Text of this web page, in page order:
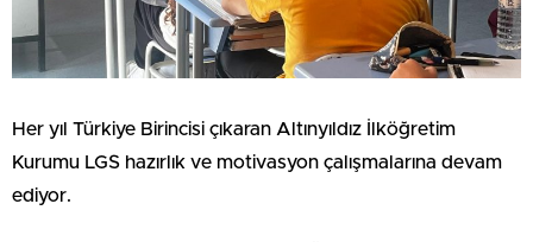
Her yıl Türkiye Birincisi çıkaran Altınyıldız İlköğretim
Kurumu LGS hazırlık ve motivasyon çalışmalarına devam
ediyor.